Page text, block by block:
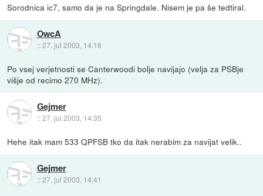
Sorodnica ic7, samo da je na Springdale. Nisem je pa še tedtiral.
OwcA
::27. jul 2003, 14:18
Po vsej verjetnosti se Canterwoodi bolje navijajo (velja za PSBje
višje od recimo 270 MHz).
Gejmer
::27. jul 2003, 14:35
Hehe itak mam 533 QPFSB tko da itak nerabim za navijat velik..
Gejmer
::27. jul 2003, 14:41